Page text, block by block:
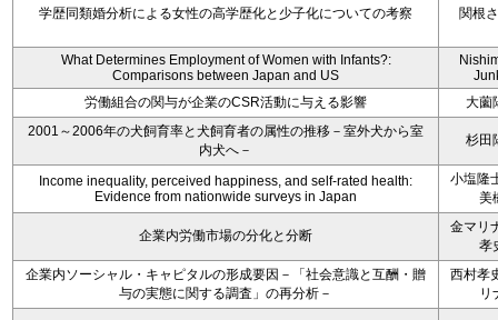
学歴同類婚分析による女性の高学歴化と少子化についての考察 関根
What Determines Employment of Women with Infants?:
Comparisons between Japan and US
労働組合の関与が企業のCSR活動に与える影響
大薗
2001～2006年の犬飼育率と犬飼育者の属性の推移－室外犬から室
内犬へ－
杉田
Income inequality, perceived happiness, and self-rated health:
Evidence from nationwide surveys in Japan
小塩隆
美
企業内労働市場の分化と分断
金マリ
孝
企業内ソーシャル・キャピタルの形成要因－「社会意識と互酬・贈
与の実態に関する調査」の再分析－
西村孝
リ